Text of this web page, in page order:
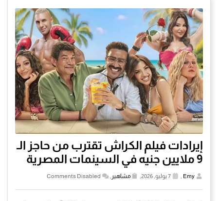
إيرادات فيلم الكراش تقترب من حاجز الـ
9 ملايين جنيه في السينمات المصرية
Emy
, مشاهير ,
Comments Disabled